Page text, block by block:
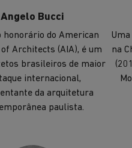
Angelo Bucci
honorário do American
Architects (AIA), é um
brasileiros de maior
internacional,
da arquitetura
paulista.
na